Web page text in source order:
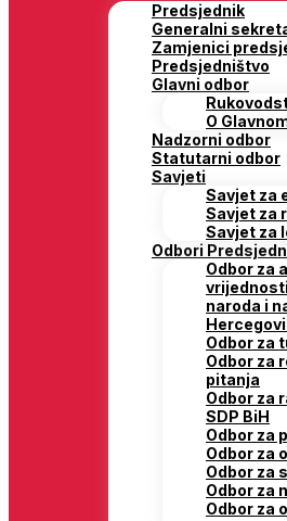
Predsjednik
Generalni
Zamjenici
Predsjedništvo
Glavni odbor
O
Nadzorni odbor
Statutarni odbor
Savjeti
Savjet za
Savjet za
Savjet za
Odbori
Odbor za
naroda i
Odbor za
Odbor za
pitanja
Odbor za
SDP BiH
Odbor za
Odbor za
Odbor za
Odbor za
Odbor za